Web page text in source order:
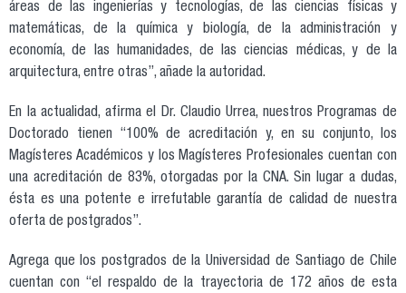
áreas de las ingenierías y tecnologías, de las ciencias físicas y
matemáticas, de la química y biología, de la administración y
economía, de las humanidades, de las ciencias médicas, y de la
arquitectura, entre otras”, añade la autoridad.
En la actualidad, afirma el Dr. Claudio Urrea, nuestros Programas de
Doctorado tienen “100% de acreditación y, en su conjunto, los
Magísteres Académicos y los Magísteres Profesionales cuentan con
una acreditación de 83%, otorgadas por la CNA. Sin lugar a dudas,
ésta es una potente e irrefutable garantía de calidad de nuestra
oferta de postgrados”.
Agrega que los postgrados de la Universidad de Santiago de Chile
cuentan con “el respaldo de la trayectoria de 172 años de esta